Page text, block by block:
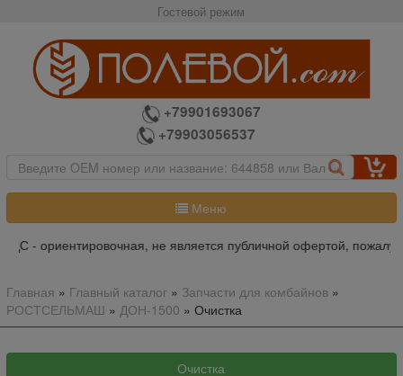
Гостевой режим
+79901693067
+79903056537
Меню
не является публичной офертой, пожалуйста уточняйте
Главная » Главный каталог» Запчасти для комбайнов»
РОСТСЕЛЬМАШ » ДОН-1500 » Очистка